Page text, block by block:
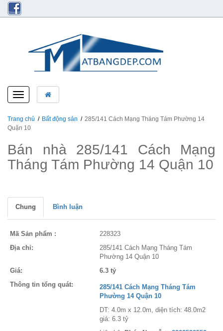
Toggle
navigation
Trang chủ Bất động sản
285/141 Cách Mạng Tháng Tám Phường 14
Quận 10
Bán nhà 285/141 Cách Mạng
Tháng Tám Phường 14 Quận 10
Chung Bình luận
Mã Sản phẩm :
228323
Địa chỉ:
285/141 Cách Mạng Tháng Tám
Phường 14 Quận 10
Giá:
6.3 tỷ
Thông tin tổng quát:
285/141 Cách Mạng Tháng Tám
Phường 14 Quận 10
DT: 4.0m x 12.0m, diện tích: 48.0m2
giá: 6.3 tỷ